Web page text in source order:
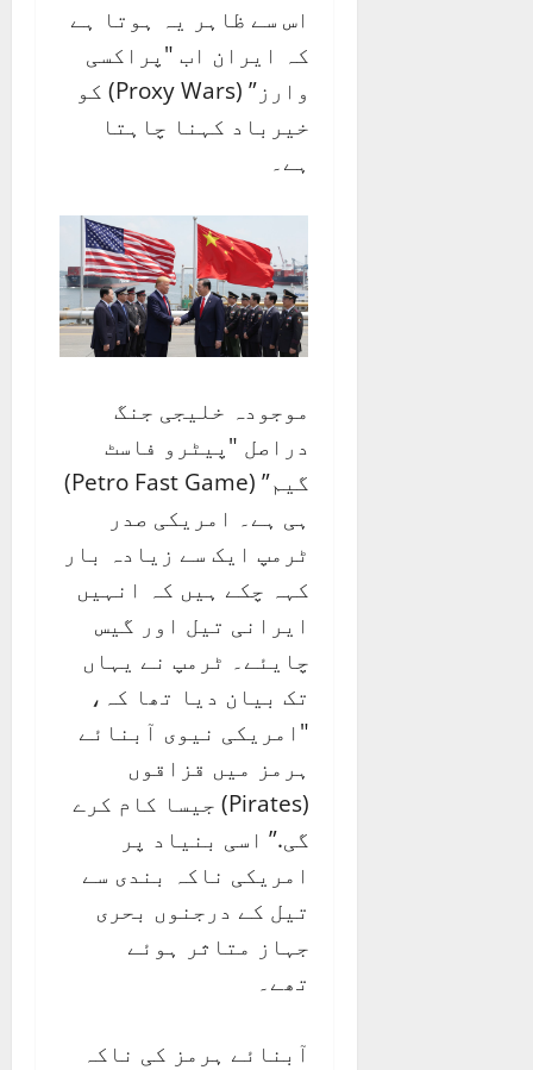
اس سے ظاہر یہ ہوتا ہے
کہ ایران اب "پراکسی
وارز” (Proxy Wars) کو
خیرباد کہنا چاہتا
ہے۔
موجودہ خلیجی جنگ
دراصل "پیٹرو فاسٹ
گیم” (Petro Fast Game)
ہی ہے۔ امریکی صدر
ٹرمپ ایک سے زیادہ بار
کہہ چکے ہیں کہ انہیں
ایرانی تیل اور گیس
چایئے۔ ٹرمپ نے یہاں
تک بیان دیا تھا کہ،
"امریکی نیوی آبنائے
ہرمز میں قزاقوں
(Pirates) جیسا کام کرے
گی.” اسی بنیاد پر
امریکی ناکہ بندی سے
تیل کے درجنوں بحری
جہاز متاثر ہوئے
تھے۔
آبنائے ہرمز کی ناکہ